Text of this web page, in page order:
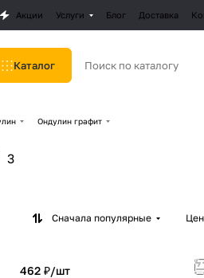
Акции Услуги Блог Доставка
Каталог
Ондулин графит
3
Сначала популярные
462 ₽/шт